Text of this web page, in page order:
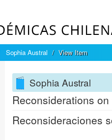
Sophia Austral View Item
Sophia Austral
Reconsiderations
Reconsideraciones